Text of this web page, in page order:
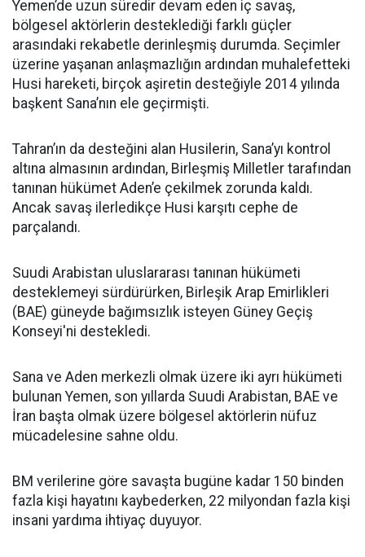
Yemen’de uzun süredir devam eden iç savaş,
bölgesel aktörlerin desteklediği farklı güçler
arasındaki rekabetle derinleşmiş durumda. Seçimler
üzerine yaşanan anlaşmazlığın ardından muhalefetteki
Husi hareketi, birçok aşiretin desteğiyle 2014 yılında
başkent Sana’nın ele geçirmişti.
Tahran’ın da desteğini alan Husilerin, Sana’yı kontrol
altına almasının ardından, Birleşmiş Milletler tarafından
tanınan hükümet Aden’e çekilmek zorunda kaldı.
Ancak savaş ilerledikçe Husi karşıtı cephe de
parçalandı.
Suudi Arabistan uluslararası tanınan hükümeti
desteklemeyi sürdürürken, Birleşik Arap Emirlikleri
(BAE) güneyde bağımsızlık isteyen Güney Geçiş
Konseyi'ni destekledi.
Sana ve Aden merkezli olmak üzere iki ayrı hükümeti
bulunan Yemen, son yıllarda Suudi Arabistan, BAE ve
İran başta olmak üzere bölgesel aktörlerin nüfuz
mücadelesine sahne oldu.
BM verilerine göre savaşta bugüne kadar 150 binden
fazla kişi hayatını kaybederken, 22 milyondan fazla kişi
insani yardıma ihtiyaç duyuyor.